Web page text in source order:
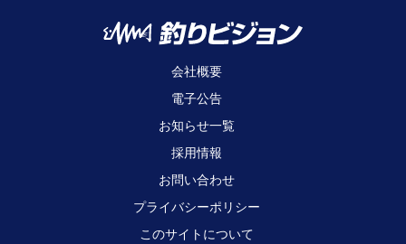
会社概要
電子公告
お知らせ一覧
採用情報
お問い合わせ
プライバシーポリシー
このサイトについて